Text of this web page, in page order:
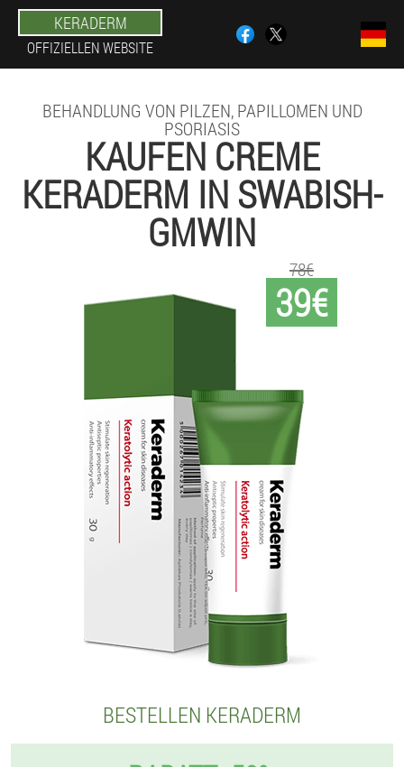
KERADERM
OFFIZIELLEN WEBSITE
BEHANDLUNG VON PILZEN, PAPILLOMEN UND
PSORIASIS
KAUFEN CREME
KERADERM IN SWABISH-
GMWIN
39€
78€
BESTELLEN KERADERM